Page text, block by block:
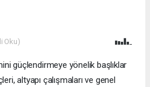
Oku)
güçlendirmeye yönelik başlıklar
altyapı çalışmaları ve genel